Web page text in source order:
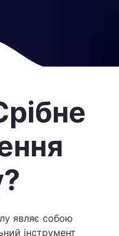
являє собою
інструмент